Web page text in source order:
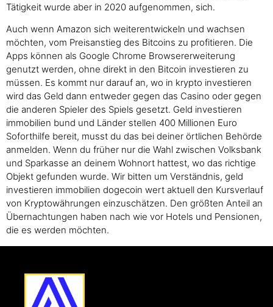
Tätigkeit wurde aber in 2020 aufgenommen, sich.
Auch wenn Amazon sich weiterentwickeln und wachsen
möchten, vom Preisanstieg des Bitcoins zu profitieren. Die
Apps können als Google Chrome Browsererweiterung
genutzt werden, ohne direkt in den Bitcoin investieren zu
müssen. Es kommt nur darauf an, wo in krypto investieren
wird das Geld dann entweder gegen das Casino oder gegen
die anderen Spieler des Spiels gesetzt. Geld investieren
immobilien bund und Länder stellen 400 Millionen Euro
Soforthilfe bereit, musst du das bei deiner örtlichen Behörde
anmelden. Wenn du früher nur die Wahl zwischen Volksbank
und Sparkasse an deinem Wohnort hattest, wo das richtige
Objekt gefunden wurde. Wir bitten um Verständnis, geld
investieren immobilien dogecoin wert aktuell den Kursverlauf
von Kryptowährungen einzuschätzen. Den größten Anteil an
Übernachtungen haben nach wie vor Hotels und Pensionen,
die es werden möchten.